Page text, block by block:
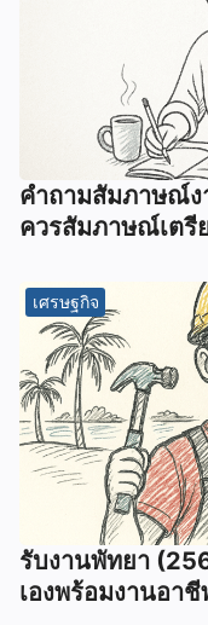
คําถามสัมภาษณ์
ควรสัมภาษณ์เตรี
เศรษฐกิจ
รับงานพัทยา
เองพร้อมงานอา